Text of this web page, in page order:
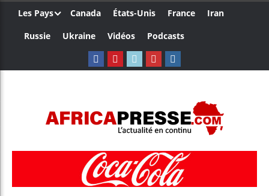
Les Pays Canada États-Unis France
Iran
Russie
Ukraine Vidéos Podcasts